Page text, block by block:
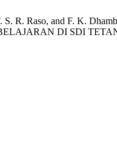
S. R. Raso, and F. K.
DI SDI